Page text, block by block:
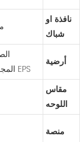
نافذة او
شباك
المجلفن ، لوحة EPS
أرضية
مقاس
اللوحه
منصة